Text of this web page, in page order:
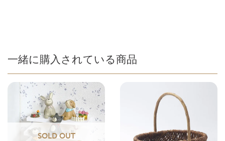
一緒に購入されている商品
SOLD OUT